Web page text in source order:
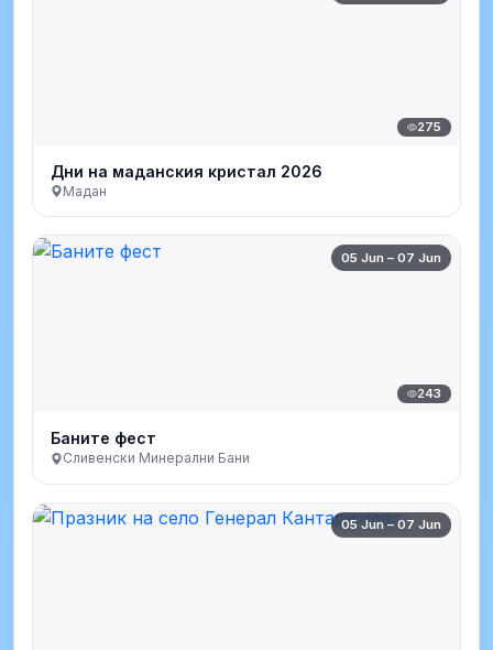
275
Дни на маданския кристал 2026
Мадан
05 Jun – 07 Jun
243
Баните фест
Сливенски Минерални Бани
05 Jun – 07 Jun